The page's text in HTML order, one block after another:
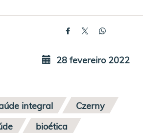
28 fevereiro 2022
integral
Czerny
bioética